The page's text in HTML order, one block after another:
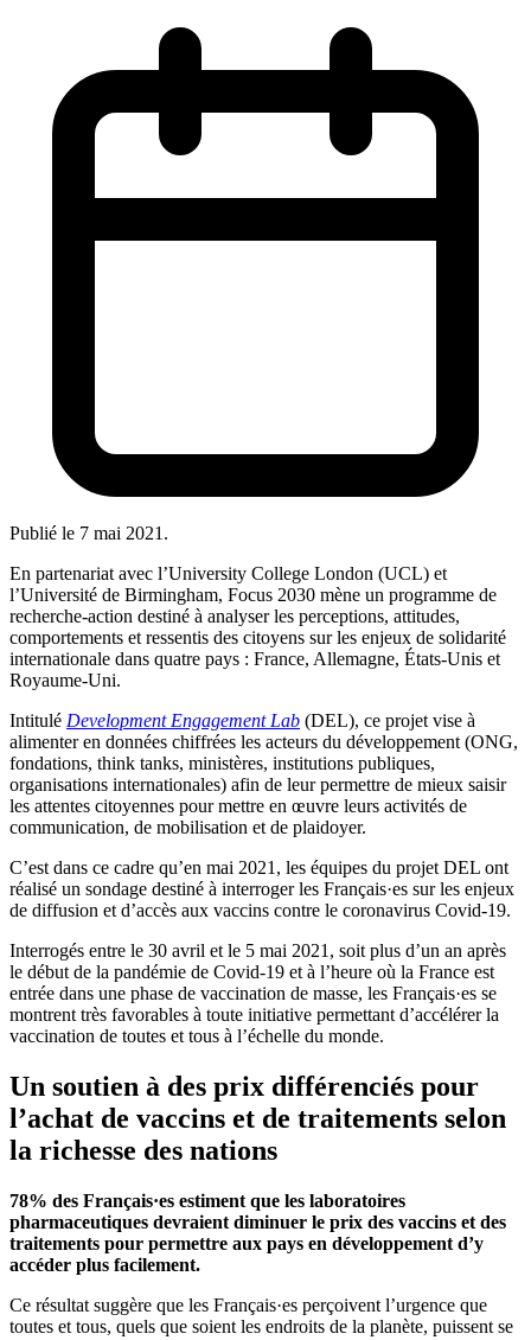
Publié le 7 mai 2021 .
En partenariat avec l’University College London (UCL) et
l’Université de Birmingham, Focus 2030 mène un programme de
recherche-action destiné à analyser les perceptions, attitudes,
comportements et ressentis des citoyens sur les enjeux de solidarité
internationale dans quatre pays : France, Allemagne, États-Unis et
Royaume-Uni.
Intitulé Development Engagement Lab (DEL), ce projet vise à
alimenter en données chiffrées les acteurs du développement (ONG,
fondations, think tanks, ministères, institutions publiques,
organisations internationales) afin de leur permettre de mieux saisir
les attentes citoyennes pour mettre en œuvre leurs activités de
communication, de mobilisation et de plaidoyer.
C’est dans ce cadre qu’en mai 2021, les équipes du projet DEL ont
réalisé un sondage destiné à interroger les Français·es sur les enjeux
de diffusion et d’accès aux vaccins contre le coronavirus Covid-19.
Interrogés entre le 30 avril et le 5 mai 2021, soit plus d’un an après
le début de la pandémie de Covid-19 et à l’heure où la France est
entrée dans une phase de vaccination de masse, les Français·es se
montrent très favorables à toute initiative permettant d’accélérer la
vaccination de toutes et tous à l’échelle du monde.
Un soutien à des prix différenciés pour
l’achat de vaccins et de traitements selon
la richesse des nations
78% des Français·es estiment que les laboratoires
pharmaceutiques devraient diminuer le prix des vaccins et des
traitements pour permettre aux pays en développement d’y
accéder plus facilement.
Ce résultat suggère que les Français·es perçoivent l’urgence que
toutes et tous, quels que soient les endroits de la planète, puissent se